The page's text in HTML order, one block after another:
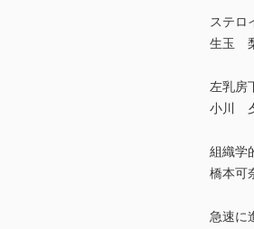
ステロ
生玉
左乳房
小川
組織学
橋本可
急速に